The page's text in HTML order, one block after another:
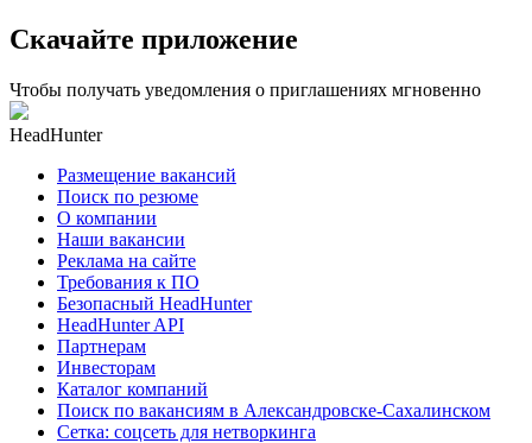
Скачайте приложение
Чтобы получать уведомления о приглашениях мгновенно
HeadHunter
Размещение вакансий
Поиск по резюме
О компании
Наши вакансии
Реклама на сайте
Требования к ПО
Безопасный HeadHunter
HeadHunter API
Партнерам
Инвесторам
Каталог компаний
Поиск по вакансиям в Александровске-Сахалинском
Сетка: соцсеть для нетворкинга